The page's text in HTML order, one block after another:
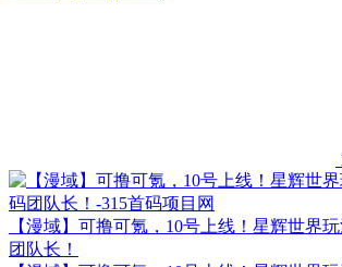
【漫域】可撸可氪，10号上线！星辉世界
团队长！